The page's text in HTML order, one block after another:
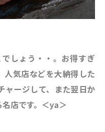
しょう・・。お得すぎ
人気店などを大納得した
ャージして、また翌日か
店です。＜ya＞